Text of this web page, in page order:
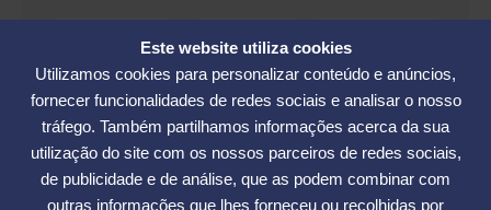
Este website utiliza cookies
Utilizamos cookies para personalizar conteúdo e anúncios,
fornecer funcionalidades de redes sociais e analisar o nosso
tráfego. Também partilhamos informações acerca da sua
utilização do site com os nossos parceiros de redes sociais,
de publicidade e de análise, que as podem combinar com
outras informações que lhes forneceu ou recolhidas por
Avenida César Seara, 560 - Florianópolis | Telefones: (48) 3234-2986
- (48) 3234-2089 - (48) 3233-5370. | E-mail:elase@elase.com.br
Sede de Praia: Rua Elke Hering, 70, Barra da Lagoa - Florianópolis |